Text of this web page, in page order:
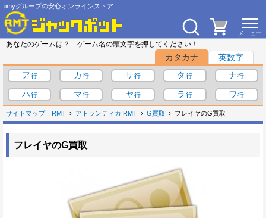
iimyグループの安心オンラインストア
あなたのゲームは？ ゲーム名の頭文字を押してください！
カタカナ
英数字
ア
カ サ タ
ナ
ハ
マ ヤ ラ ワ
サイトマップ RMT アトランティカ RMT G買取 フレイヤのG買取
フレイヤのG買取